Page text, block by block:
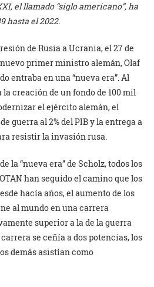
el llamado “siglo americano”, ha
hasta el 2022.
de Rusia a Ucrania, el 27 de
primer ministro alemán, Olaf
entraba en una “nueva era”. Al
creación de un fondo de 100 mil
el ejército alemán, el
guerra al 2% del PIB y la entrega a
resistir la invasión rusa.
la “nueva era” de Scholz, todos los
han seguido el camino que los
hacía años, el aumento de los
al mundo en una carrera
superior a la de la guerra
se ceñía a dos potencias, los
demás asistían como